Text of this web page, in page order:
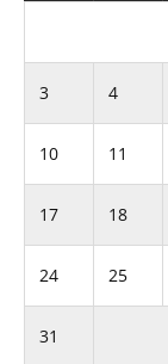
3 4
10 11
17 18
24 25
31